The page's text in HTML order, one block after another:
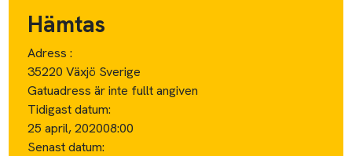
Hämtas
Adress :
35220 Växjö Sverige
Gatuadress är inte fullt angiven
Tidigast datum:
25 april, 202008:00
Senast datum: